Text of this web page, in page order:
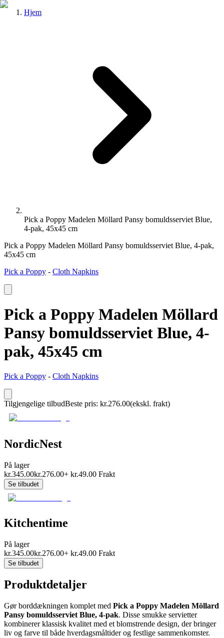
Hjem
Pick a Poppy Madelen Möllard Pansy bomuldsserviet Blue,
4-pak, 45x45 cm
Pick a Poppy Madelen Möllard Pansy bomuldsserviet Blue, 4-pak,
45x45 cm
Pick a Poppy - Cloth Napkins
Pick a Poppy Madelen Möllard
Pansy bomuldsserviet Blue, 4-
pak, 45x45 cm
Pick a Poppy - Cloth Napkins
Tilgjengelige tilbudBeste pris: kr.276.00(ekskl. frakt)
NordicNest
På lager
kr.345.00kr.276.00+ kr.49.00 Frakt
Se tilbudet
Kitchentime
På lager
kr.345.00kr.276.00+ kr.49.00 Frakt
Se tilbudet
Produktdetaljer
Gør borddækningen komplet med Pick a Poppy Madelen Möllard
Pansy bomuldsserviet Blue, 4-pak. Disse smukke servietter
kombinerer klassisk kvalitet med et blomstrende design, der bringer
liv og farve til både hverdagsmåltider og festlige sammenkomster.